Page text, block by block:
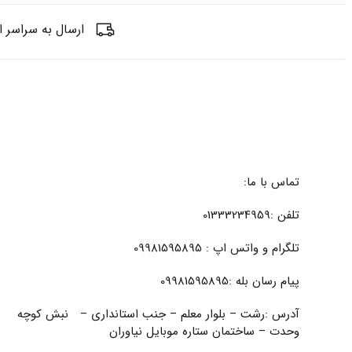
ارسال به سراسر
تماس با ما:
تلفن :01333234959
تلگرام و واتس اپ : 09981595895
پیام رسان بله :09981595895
آدرس :رشت – بلوار معلم – جنب استانداری – نبش کوچه
وحدت – ساختمان ستاره موبایل نیاوران